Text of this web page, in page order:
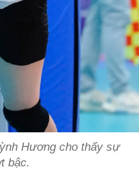
Hương cho thấy sự
bậc.